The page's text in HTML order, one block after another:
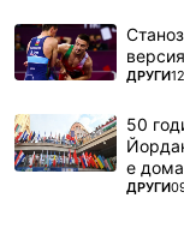
ПОВЕЧЕ
ДРУГИ
50
е
ПОВЕЧЕ
ДРУГИ